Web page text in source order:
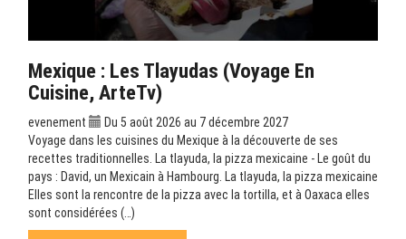
Mexique : Les Tlayudas (Voyage En
Cuisine, ArteTv)
evenement
Du 5 août 2026 au 7 décembre 2027
Voyage dans les cuisines du Mexique à la découverte de ses
recettes traditionnelles. La tlayuda, la pizza mexicaine - Le goût du
pays : David, un Mexicain à Hambourg. La tlayuda, la pizza mexicaine
Elles sont la rencontre de la pizza avec la tortilla, et à Oaxaca elles
sont considérées (…)